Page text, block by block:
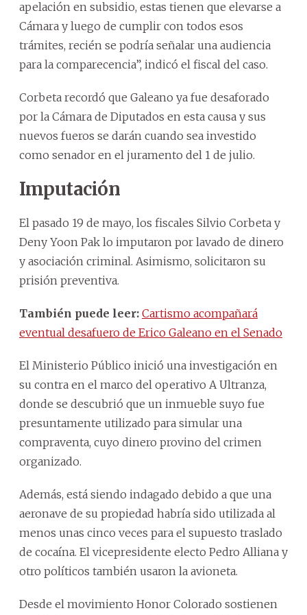
apelación en subsidio, estas tienen que elevarse a
Cámara y luego de cumplir con todos esos
trámites, recién se podría señalar una audiencia
para la comparecencia”, indicó el fiscal del caso.
Corbeta recordó que Galeano ya fue desaforado
por la Cámara de Diputados en esta causa y sus
nuevos fueros se darán cuando sea investido
como senador en el juramento del 1 de julio.
Imputación
El pasado 19 de mayo, los fiscales Silvio Corbeta y
Deny Yoon Pak lo imputaron por lavado de dinero
y asociación criminal. Asimismo, solicitaron su
prisión preventiva.
También puede leer: Cartismo acompañará
eventual desafuero de Erico Galeano en el Senado
El Ministerio Público inició una investigación en
su contra en el marco del operativo A Ultranza,
donde se descubrió que un inmueble suyo fue
presuntamente utilizado para simular una
compraventa, cuyo dinero provino del crimen
organizado.
Además, está siendo indagado debido a que una
aeronave de su propiedad habría sido utilizada al
menos unas cinco veces para el supuesto traslado
de cocaína. El vicepresidente electo Pedro Alliana y
otro políticos también usaron la avioneta.
Desde el movimiento Honor Colorado sostienen